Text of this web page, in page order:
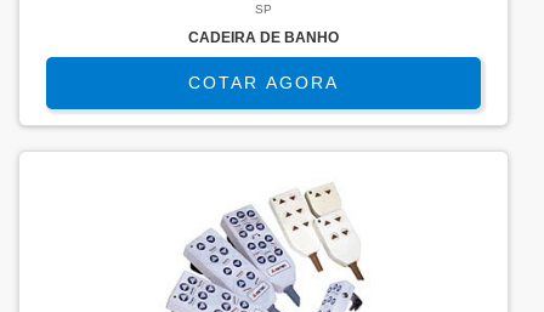
SP
CADEIRA DE BANHO
COTAR AGORA